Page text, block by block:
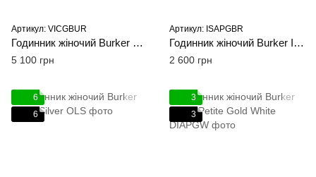
Артикул: VICGBUR
Годинник жіночий Burker Victoria Gold Burgundy
5 100 грн
Артикул: ISAPGBR
Годинник жіночий Burker Isabell Petite Gold Brown
2 600 грн
6
6
3
3